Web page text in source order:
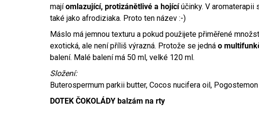
majíomlazující, protizánětlivé a hojícíúčinky. V aromaterapii
také jako afrodiziaka. Proto ten název :-)
Máslo má jemnou texturu a pokud použijete přiměřené
exotická, ale není příliš výrazná. Protože se jedná o
balení. Malé balení má 50 ml, velké 120 ml.
Složení:
Buterospermum parkii butter, Cocos nucifera oil,
DOTEK ČOKOLÁDY balzám na rty